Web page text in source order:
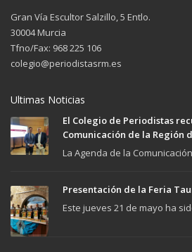
Gran Vía Escultor Salzillo, 5 Entlo.
30004 Murcia
Tfno/Fax: 968 225 106
colegio@periodistasrm.es
Ultimas Noticias
El Colegio de Periodistas
Comunicación de la Región
La Agenda de la
Presentación de la Feria
Este jueves 21 de mayo ha